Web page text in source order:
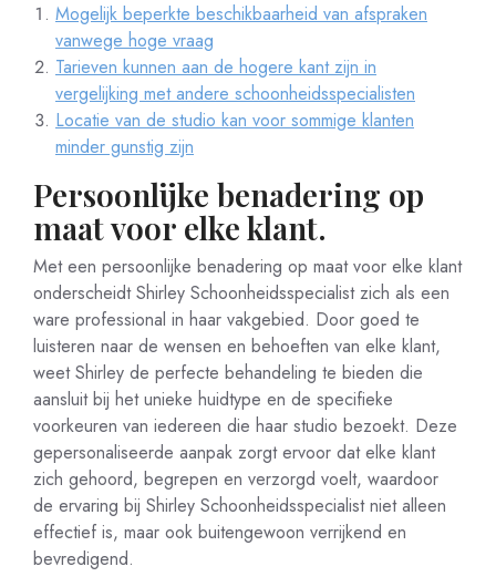
Mogelijk beperkte beschikbaarheid van afspraken
vanwege hoge vraag
Tarieven kunnen aan de hogere kant zijn in
vergelijking met andere schoonheidsspecialisten
Locatie van de studio kan voor sommige klanten
minder gunstig zijn
Persoonlijke benadering op
maat voor elke klant.
Met een persoonlijke benadering op maat voor elke klant
onderscheidt Shirley Schoonheidsspecialist zich als een
ware professional in haar vakgebied. Door goed te
luisteren naar de wensen en behoeften van elke klant,
weet Shirley de perfecte behandeling te bieden die
aansluit bij het unieke huidtype en de specifieke
voorkeuren van iedereen die haar studio bezoekt. Deze
gepersonaliseerde aanpak zorgt ervoor dat elke klant
zich gehoord, begrepen en verzorgd voelt, waardoor
de ervaring bij Shirley Schoonheidsspecialist niet alleen
effectief is, maar ook buitengewoon verrijkend en
bevredigend.